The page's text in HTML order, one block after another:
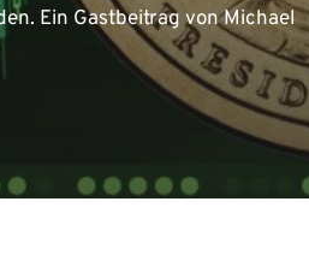
Ein Gastbeitrag von Michael